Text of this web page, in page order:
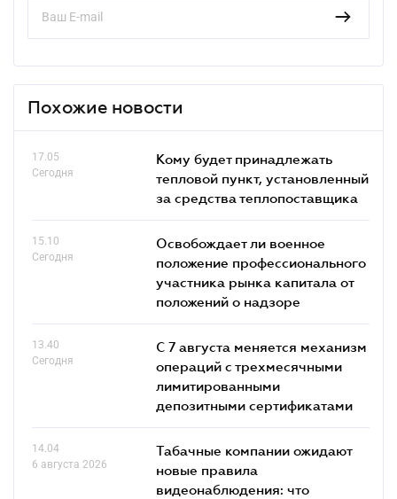
Похожие новости
17.05
Сегодня
Кому будет принадлежать
тепловой пункт, установленный
за средства теплопоставщика
15.10
Сегодня
Освобождает ли военное
положение профессионального
участника рынка капитала от
положений о надзоре
13.40
Сегодня
С 7 августа меняется механизм
операций с трехмесячными
лимитированными
депозитными сертификатами
14.04
6 августа 2026
Табачные компании ожидают
новые правила
видеонаблюдения: что